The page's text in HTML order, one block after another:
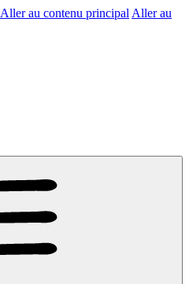
Aller au contenu principal Aller au